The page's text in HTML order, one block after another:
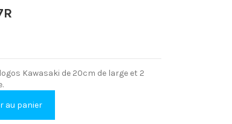
Kawasaki de 20cm de large et 2
au panier